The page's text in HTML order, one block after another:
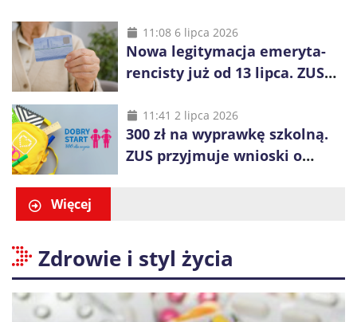
wszystkich od razu
11:08 6 lipca 2026
Nowa legitymacja emeryta-
rencisty już od 13 lipca. ZUS
11:41 2 lipca 2026
300 zł na wyprawkę szkolną.
ZUS przyjmuje wnioski o
Więcej
Zdrowie i styl życia